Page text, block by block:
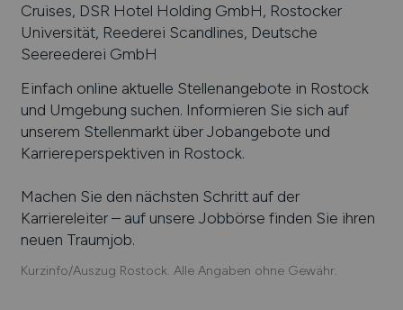
Cruises, DSR Hotel Holding GmbH, Rostocker
Universität, Reederei Scandlines, Deutsche
Seereederei GmbH
Einfach online aktuelle Stellenangebote in Rostock
und Umgebung suchen. Informieren Sie sich auf
unserem Stellenmarkt über Jobangebote und
Karriereperspektiven in Rostock.
Machen Sie den nächsten Schritt auf der
Karriereleiter – auf unsere Jobbörse finden Sie ihren
neuen Traumjob.
Kurzinfo/Auszug Rostock. Alle Angaben ohne Gewähr.